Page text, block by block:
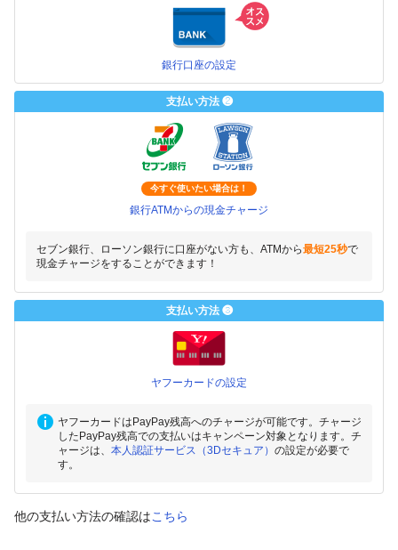
銀行口座の設定
支払い方法 ❷
今すぐ使いたい場合は！
銀行ATMからの現金チャージ
セブン銀行、ローソン銀行に口座がない方も、ATMから最短25秒で
現金チャージをすることができます！
支払い方法 ❸
ヤフーカードの設定
ヤフーカードはPayPay残高へのチャージが可能です。チャージ
したPayPay残高での支払いはキャンペーン対象となります。チ
ャージは、 本人認証サービス（3Dセキュア） の設定が必要で
す。
他の支払い方法の確認はこちら